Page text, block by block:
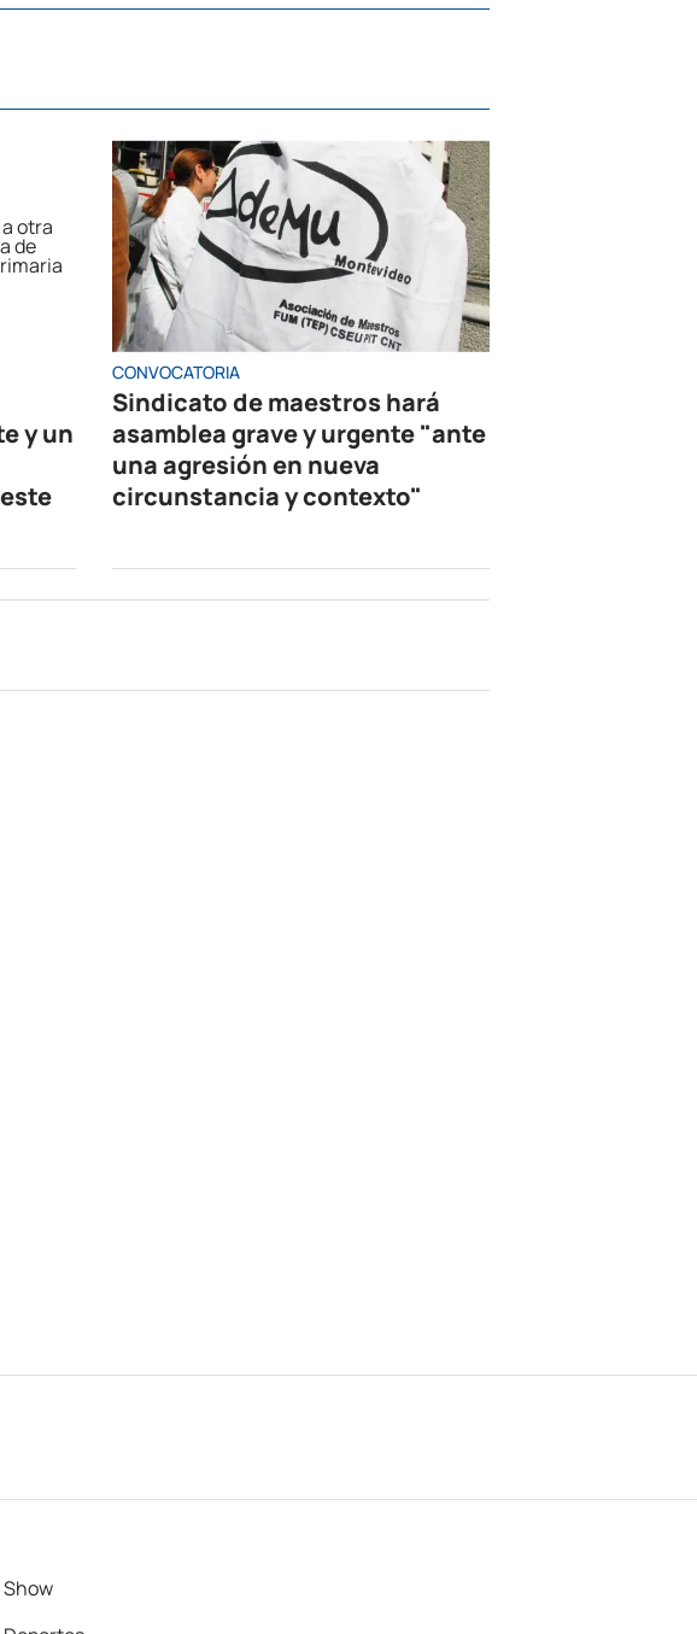
y un
CONVOCATORIA
Sindicato de maestros hará
asamblea grave y urgente "ante
una agresión en nueva
circunstancia y contexto"